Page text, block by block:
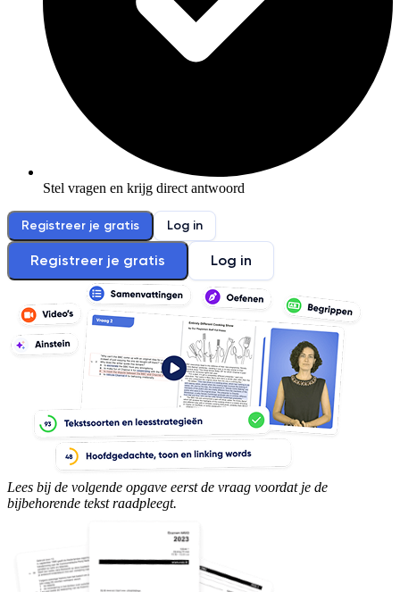
Stel vragen en krijg direct antwoord
Registreer je gratis Log in
Registreer je gratis Log in
Lees bij de volgende opgave eerst de vraag voordat je de
bijbehorende tekst raadpleegt.